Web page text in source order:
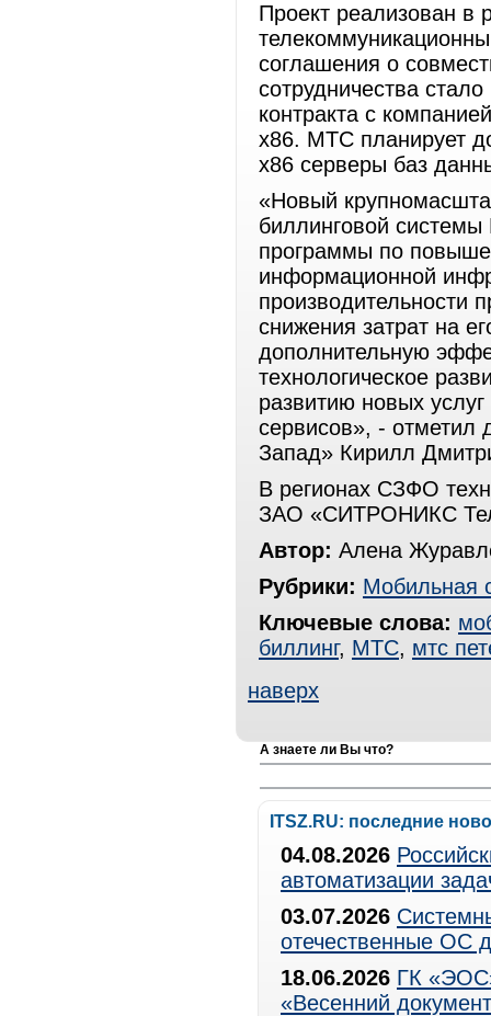
Проект реализован в
соглашения о
сотрудничества
контракта с
х86. МТС планирует
х86 серверы баз
«Новый
биллинговой
программы по
информационной
производительности
снижения затрат на
дополнительную
технологическое
развитию новых
сервисов», -
Запад» Кирилл
В регионах СЗФО
ЗАО «СИТРОНИКС
Автор: Алена
Рубрики: Мобильная
Ключевые слова:
биллинг, МТС, мтс
наверх
А знаете ли Вы что?
ITSZ.RU: последние
04.08.2026
автоматизации
03.07.2026
отечественные ОС
18.06.2026 ГК
«Весенний